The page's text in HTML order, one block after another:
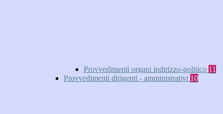
Provvedimenti organi indirizzo-politico 11
Provvedimenti dirigenti - amministrativi 10